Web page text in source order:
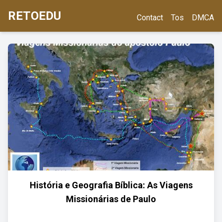
RETOEDU Contact Tos DMCA
História e Geografia Bíblica: As Viagens
Missionárias de Paulo